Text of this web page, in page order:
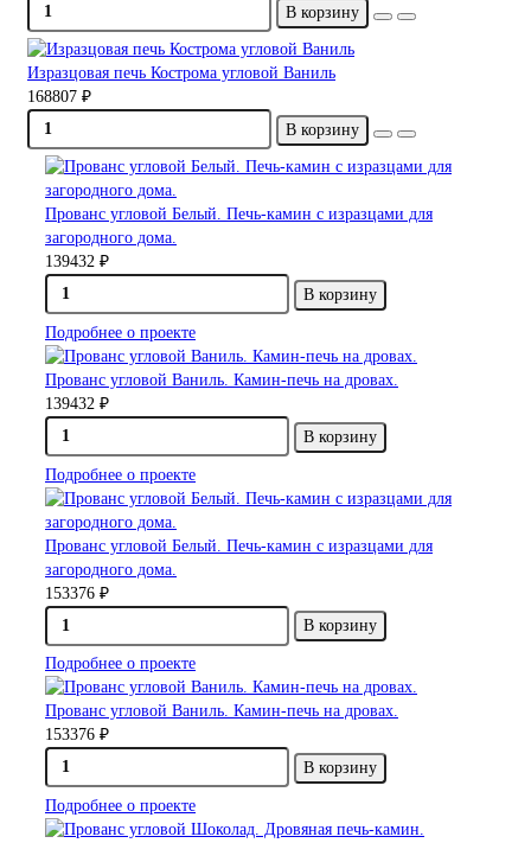
В корзину
Изразцовая печь Кострома угловой Ваниль
168807 ₽
В корзину
Прованс угловой Белый. Печь-камин с изразцами для
загородного дома.
139432 ₽
В корзину
Подробнее о проекте
Прованс угловой Ваниль. Камин-печь на дровах.
139432 ₽
В корзину
Подробнее о проекте
Прованс угловой Белый. Печь-камин с изразцами для
загородного дома.
153376 ₽
В корзину
Подробнее о проекте
Прованс угловой Ваниль. Камин-печь на дровах.
153376 ₽
В корзину
Подробнее о проекте